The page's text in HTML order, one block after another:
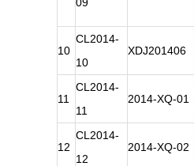
10
CL2014-
10
XDJ201406
11
CL2014-
11
2014-XQ-01
12
CL2014-
12
2014-XQ-02